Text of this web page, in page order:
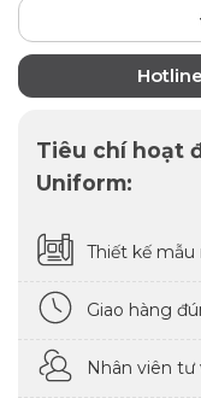
Tiêu chí hoạt
Uniform:
Thiết kế
Giao hàng
Nhân viên tư